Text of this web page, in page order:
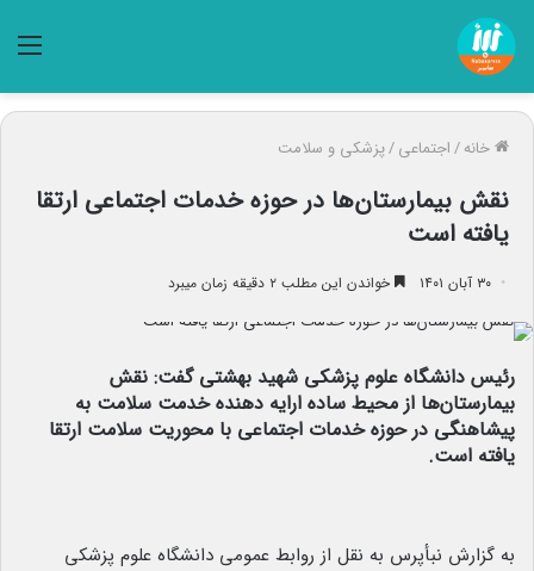
خانه/اجتماعی/پزشکی و سلامت
نقش بیمارستان‌ها در حوزه خدمات اجتماعی ارتقا
یافته است
۳۰ آبان ۱۴۰۱ خواندن این مطلب ۲ دقیقه زمان میبرد
رئیس دانشگاه علوم پزشکی شهید بهشتی گفت: نقش
بیمارستان‌ها از محیط ساده ارایه دهنده خدمت سلامت به
پیشاهنگی در حوزه خدمات اجتماعی با محوریت سلامت ارتقا
یافته است.
به گزارش نبأپرس به نقل از روابط عمومی دانشگاه علوم پزشکی